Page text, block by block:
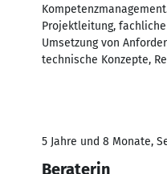
Projektleitung,
Umsetzung von
technische Konzepte,
5 Jahre und 8 Monate,
Beraterin